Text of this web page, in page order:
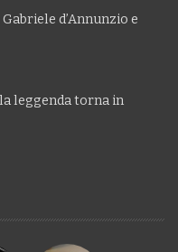
d’Annunzio e
leggenda torna in